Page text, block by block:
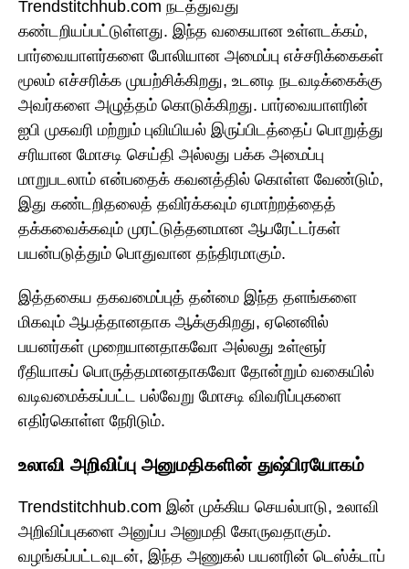
Trendstitchhub.com நடத்துவது
கண்டறியப்பட்டுள்ளது. இந்த வகையான உள்ளடக்கம்,
பார்வையாளர்களை போலியான அமைப்பு எச்சரிக்கைகள்
மூலம் எச்சரிக்க முயற்சிக்கிறது, உடனடி நடவடிக்கைக்கு
அவர்களை அழுத்தம் கொடுக்கிறது. பார்வையாளரின்
ஐபி முகவரி மற்றும் புவியியல் இருப்பிடத்தைப் பொறுத்து
சரியான மோசடி செய்தி அல்லது பக்க அமைப்பு
மாறுபடலாம் என்பதைக் கவனத்தில் கொள்ள வேண்டும்,
இது கண்டறிதலைத் தவிர்க்கவும் ஏமாற்றத்தைத்
தக்கவைக்கவும் முரட்டுத்தனமான ஆபரேட்டர்கள்
பயன்படுத்தும் பொதுவான தந்திரமாகும்.
இத்தகைய தகவமைப்புத் தன்மை இந்த தளங்களை
மிகவும் ஆபத்தானதாக ஆக்குகிறது, ஏனெனில்
பயனர்கள் முறையானதாகவோ அல்லது உள்ளூர்
ரீதியாகப் பொருத்தமானதாகவோ தோன்றும் வகையில்
வடிவமைக்கப்பட்ட பல்வேறு மோசடி விவரிப்புகளை
எதிர்கொள்ள நேரிடும்.
உலாவி அறிவிப்பு அனுமதிகளின் துஷ்பிரயோகம்
Trendstitchhub.com இன் முக்கிய செயல்பாடு, உலாவி
அறிவிப்புகளை அனுப்ப அனுமதி கோருவதாகும்.
வழங்கப்பட்டவுடன், இந்த அணுகல் பயனரின் டெஸ்க்டாப்